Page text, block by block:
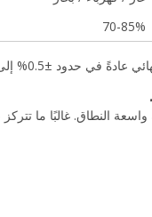
70-85%
ثابتًا وأداء تغليف موثوقًا به.
النطاق. غالبًا ما